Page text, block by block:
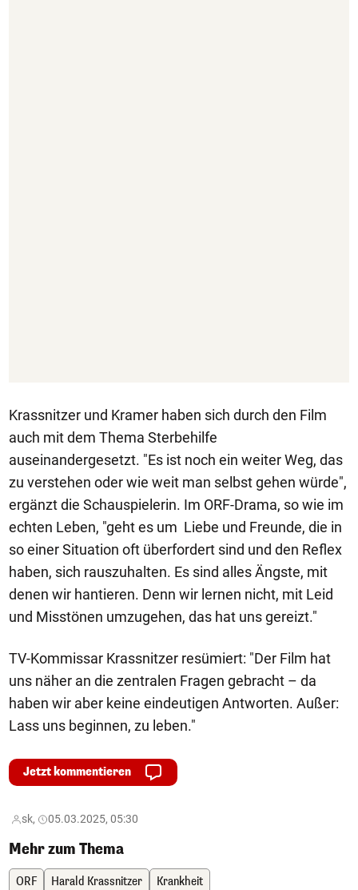
Krassnitzer und Kramer haben sich durch den Film
auch mit dem Thema Sterbehilfe
auseinandergesetzt. "Es ist noch ein weiter Weg, das
zu verstehen oder wie weit man selbst gehen würde",
ergänzt die Schauspielerin. Im ORF-Drama, so wie im
echten Leben, "geht es um Liebe und Freunde, die in
so einer Situation oft überfordert sind und den Reflex
haben, sich rauszuhalten. Es sind alles Ängste, mit
denen wir hantieren. Denn wir lernen nicht, mit Leid
und Misstönen umzugehen, das hat uns gereizt."
TV-Kommissar Krassnitzer resümiert: "Der Film hat
uns näher an die zentralen Fragen gebracht – da
haben wir aber keine eindeutigen Antworten. Außer:
Lass uns beginnen, zu leben."
Jetzt kommentieren
sk, 05.03.2025, 05:30
Mehr zum Thema
ORF Harald Krassnitzer Krankheit